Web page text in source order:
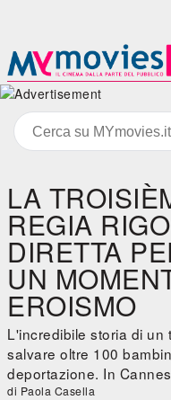
LA
REGIA
DIRETTA
UN
EROISMO
L'incredibile storia di
salvare oltre 100
deportazione. In
di Paola Casella